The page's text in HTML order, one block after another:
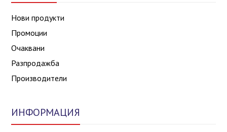
Нови продукти
Промоции
Очаквани
Разпродажба
Производители
ИНФОРМАЦИЯ